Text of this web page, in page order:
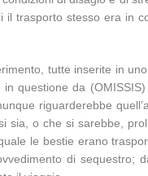
il trasporto stesso era in
tutte inserite in
questione da
riguarderebbe
sia, o che si sarebbe,
le bestie erano
di sequestro;